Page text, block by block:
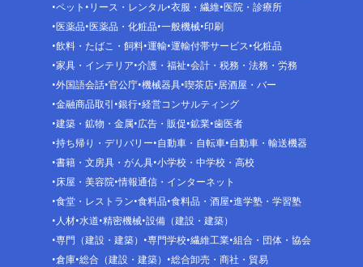
ペット リース・レンタル 衣服・繊維 医院・診療所
医薬品 医薬品・化粧品 一般機械 印刷
飲料・たばこ・飼料 運輸 運輸付帯サービス 化粧品
家具・インテリア 介護・福祉 会計・税務・法務・労務
外国語会話 官公庁 機械器具 喫茶店 居酒屋・バー
金融商品取引 銀行 経営コンサルティング
建築・鉱物・金属 広告・販促 鉱業 歯医者
持ち帰り・デリバリー 自動車・自転車 自動車・輸送機器
書籍・文房具・がん具 小学校・中学校・高校
床屋・美容院 情報通信・インターネット
食堂・レストラン 食料品 食料品・酒屋 進学塾・学習塾
人材 水道 精密機械 設備（建設・建築）
専門（建設・建築）
専門学校 繊維工業 組合・団体・協会
倉庫 総合（建設・建築）
総合卸売・商社・貿易